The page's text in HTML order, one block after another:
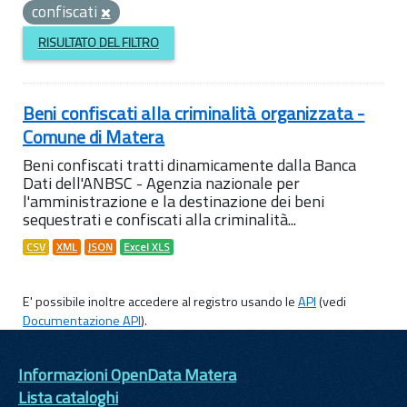
confiscati
RISULTATO DEL FILTRO
Beni confiscati alla criminalità organizzata -
Comune di Matera
Beni confiscati tratti dinamicamente dalla Banca
Dati dell'ANBSC - Agenzia nazionale per
l'amministrazione e la destinazione dei beni
sequestrati e confiscati alla criminalità...
CSV XML JSON Excel XLS
E' possibile inoltre accedere al registro usando leAPI(vedi
Documentazione API).
Informazioni OpenData Matera
Lista cataloghi